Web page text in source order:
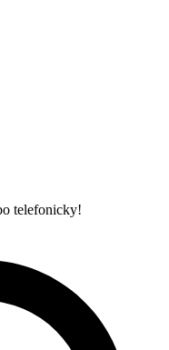
telefonicky!